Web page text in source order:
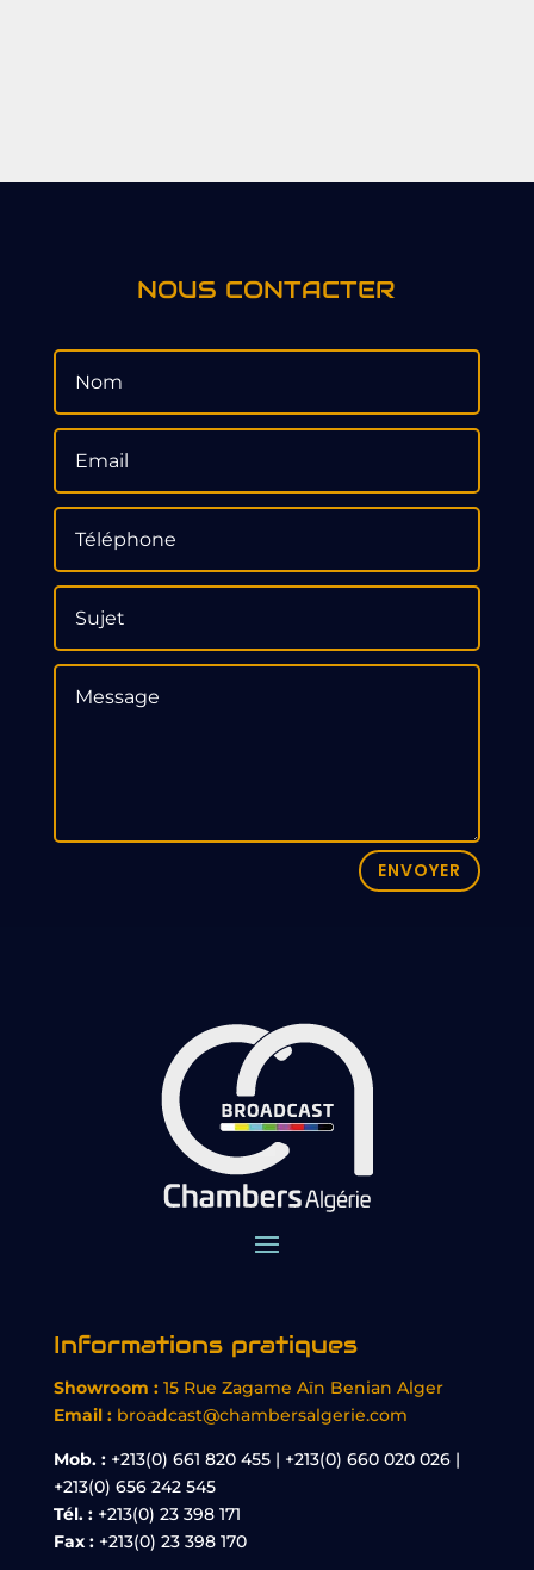
NOUS CONTACTER
ENVOYER
Informations pratiques
Showroom : 15 Rue Zagame Aïn Benian Alger
Email : broadcast@chambersalgerie.com
Mob. :+213(0) 661 820 455 | +213(0) 660 020 026 |
+213(0) 656 242 545
Tél. : +213(0) 23 398 171
Fax : +213(0) 23 398 170